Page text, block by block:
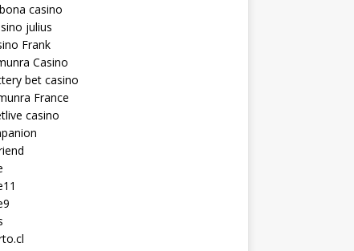
casino
julius
Frank
Casino
bet casino
France
casino